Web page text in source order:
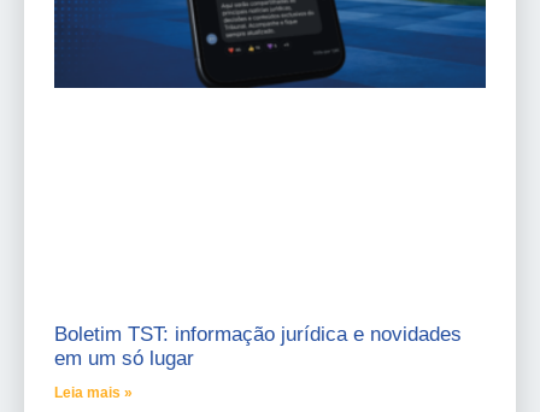
Boletim TST: informação jurídica e novidades
em um só lugar
Leia mais »